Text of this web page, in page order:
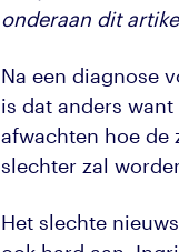
onderaan dit
Na een diagnose
is dat anders
afwachten hoe de
slechter zal
Het slechte